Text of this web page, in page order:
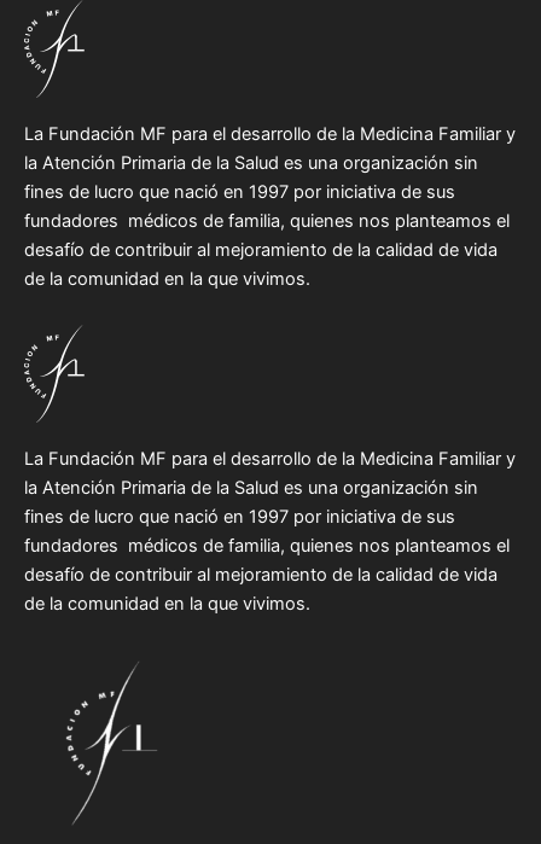
La Fundación MF para el desarrollo de la Medicina Familiar y
la Atención Primaria de la Salud es una organización sin
fines de lucro que nació en 1997 por iniciativa de sus
fundadores médicos de familia, quienes nos planteamos el
desafío de contribuir al mejoramiento de la calidad de vida
de la comunidad en la que vivimos.
La Fundación MF para el desarrollo de la Medicina Familiar y
la Atención Primaria de la Salud es una organización sin
fines de lucro que nació en 1997 por iniciativa de sus
fundadores médicos de familia, quienes nos planteamos el
desafío de contribuir al mejoramiento de la calidad de vida
de la comunidad en la que vivimos.